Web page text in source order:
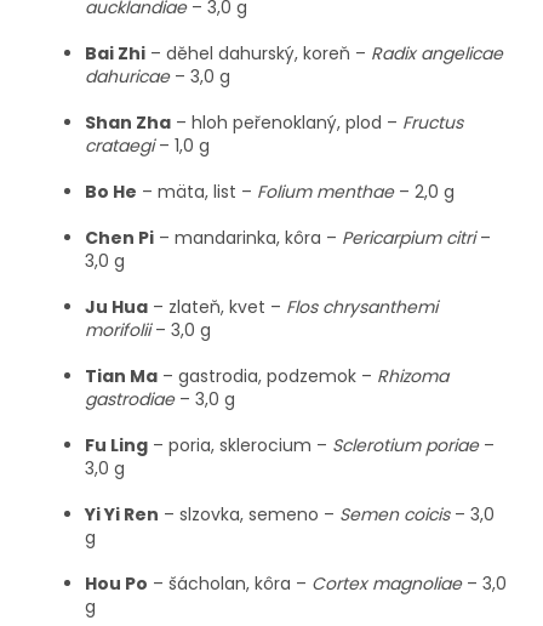
aucklandiae– 3,0 g
Bai Zhi – děhel dahurský, koreň – Radix angelicae
dahuricae– 3,0 g
Shan Zha – hloh peřenoklaný, plod – Fructus
crataegi– 1,0 g
Bo He – mäta, list – Folium menthae– 2,0 g
Chen Pi – mandarinka, kôra – Pericarpium citri–
3,0 g
Ju Hua – zlateň, kvet – Flos chrysanthemi
morifolii– 3,0 g
Tian Ma – gastrodia, podzemok – Rhizoma
gastrodiae– 3,0 g
Fu Ling – poria, sklerocium – Sclerotium poriae–
3,0 g
Yi Yi Ren – slzovka, semeno – Semen coicis– 3,0
g
Hou Po – šácholan, kôra – Cortex magnoliae– 3,0
g